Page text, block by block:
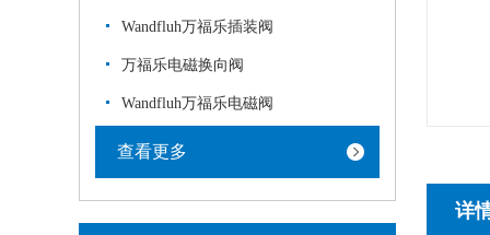
Wandfluh万福乐插装阀
万福乐电磁换向阀
Wandfluh万福乐电磁阀
查看更多
详